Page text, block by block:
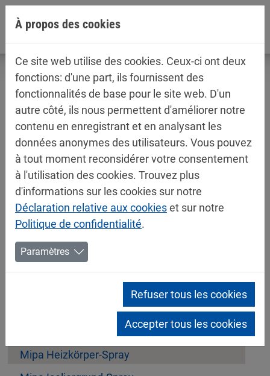
Aller directement à la navigation principale
Aller directement au contenu
Fiches techniques / fiches de
sécurité
Aérosols
Special Coatings
Mipa 1K-Leak-Sealer Spray
Mipa 2K-HS-Löser-Spray
Mipa Heizkörper-Spray
À propos des cookies
Ce site web utilise des cookies. Ceux-ci ont deux
fonctions: d'une part, ils fournissent des
fonctionnalités de base pour le site web. D'un
autre côté, ils nous permettent d'améliorer notre
contenu en enregistrant et en analysant les
données anonymes des utilisateurs. Vous pouvez
à tout moment reconsidérer votre consentement
à l'utilisation des cookies. Trouvez plus
d'informations sur les cookies sur notre
Déclaration relative aux cookieset sur notre
Politique de confidentialité.
Paramètres
Refuser tous les cookies
Accepter tous les cookies